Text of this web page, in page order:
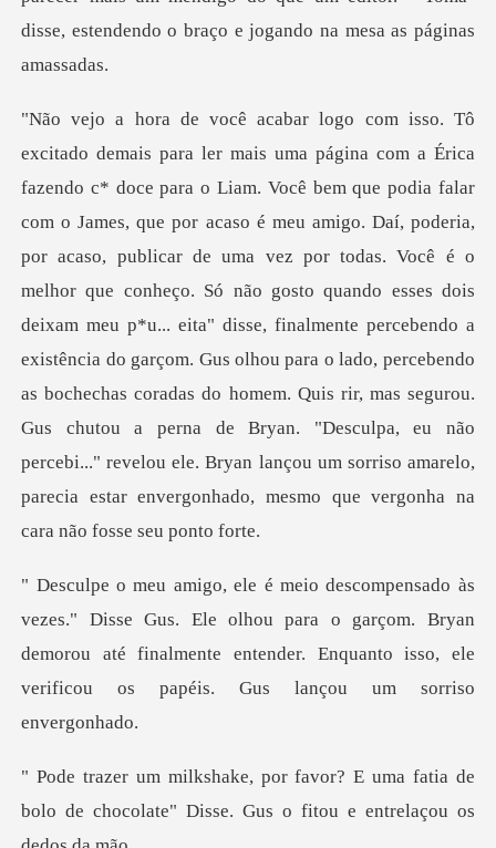
publicar de uma vez por todas. Você é o
melhor que conheço. Só não gosto quando esses dois
deixam meu p*u... eita" disse, finalmente percebendo a
existência do garçom. Gus olhou para o lado, percebendo
as bochechas corada
. Ele olhou para o garçom. Bryan
demorou até finalmente entender. Enqu
uma fatia de
bolo de chocolate" Disse. G